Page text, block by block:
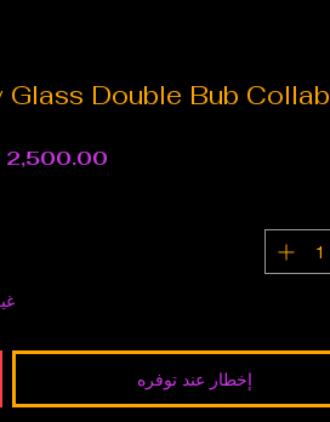
Glass Double Bub Collab
إخطار عند توفره